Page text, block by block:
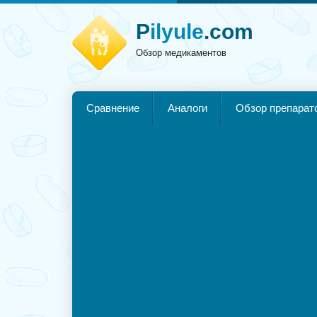
Pilyule.com
Обзор медикаментов
Сравнение Аналоги Обзор